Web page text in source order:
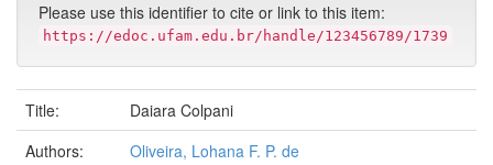
Please use this identifier to cite or link to this item:
https://edoc.ufam.edu.br/handle/123456789/1739
Title:
Daiara Colpani
Authors:
Oliveira, Lohana F. P. de